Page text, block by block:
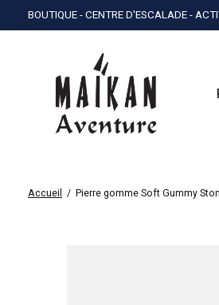
BOUTIQUE - CENTRE D'ESCALADE -
Accueil / Pierre gomme Soft Gummy